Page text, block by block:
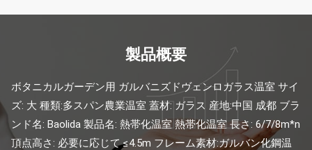
製品概要
ボタニカルガーデン用 ガルバニズドヴェンロガラス温室 サイ
ズ: 大 種類:多スパン農業温室 蓋材: ガラス 産地:中国 成都 ブラ
ンド名: Baolida 製品名: 熱帯化温室 熱帯化温室 長さ: 6/7/8m*n
頂点高さ: 必要に応じて ≤4.5m フレーム素材:ガルバン化鋼温